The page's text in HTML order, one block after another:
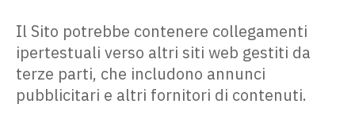
Il Sito potrebbe contenere collegamenti
ipertestuali verso altri siti web gestiti da
terze parti, che includono annunci
pubblicitari e altri fornitori di contenuti.